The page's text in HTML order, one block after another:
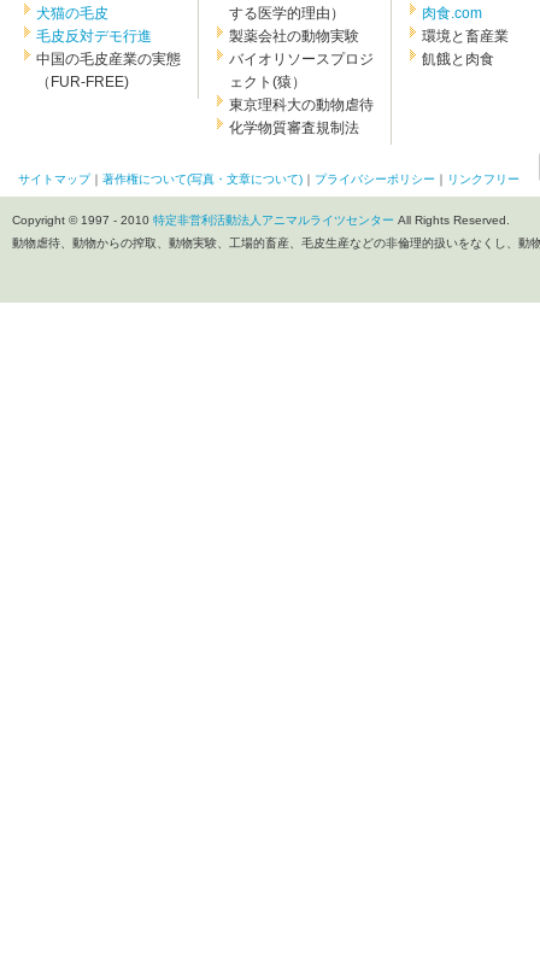
犬猫の毛皮
毛皮反対デモ行進
中国の毛皮産業の実態
（FUR-FREE)
する医学的理由）
製薬会社の動物実験
バイオリソースプロジ
ェクト(猿）
東京理科大の動物虐待
化学物質審査規制法
肉食.com
環境と畜産業
飢餓と肉食
サイトマップ｜ 著作権について(写真・文章について) ｜ プライバシーポリシー ｜ リンクフリー
Copyright © 1997 - 2010 特定非営利活動法人アニマルライツセンター All Rights Reserved.
動物虐待、動物からの搾取、動物実験、工場的畜産、毛皮生産などの非倫理的扱いをなくし、